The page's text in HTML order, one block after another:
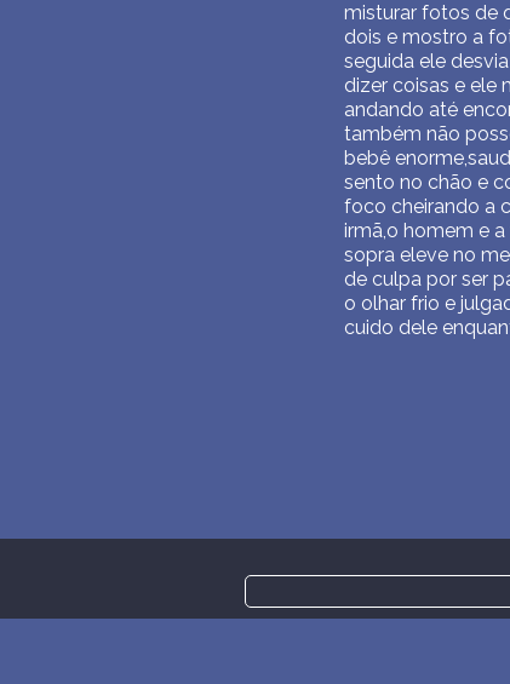
misturar fotos de
dois e mostro a
seguida ele
dizer coisas e ele
andando até
também não
bebê
sento no chão e
foco cheirando a
irmã,o homem e
sopra eleve no
de culpa por ser
o olhar frio e
cuido dele